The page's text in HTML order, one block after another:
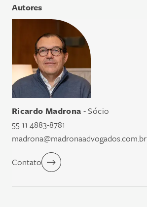
Autores
Ricardo Madrona - Sócio
55 11 4883-8781
madrona@madronaadvogados.com.br
Contato